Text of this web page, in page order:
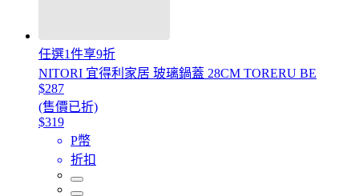
任選1件享9折
NITORI 宜得利家居 玻璃鍋蓋 28CM TORERU BE
$287
(售價已折)
$319
P幣
折扣